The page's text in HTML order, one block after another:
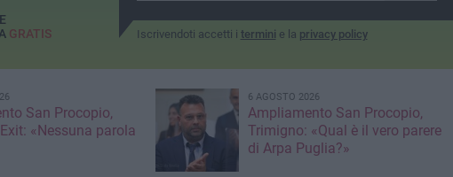
Iscrivendoti accetti i termini e la privacy policy
GRATIS
San Procopio,
«Nessuna parola
6 AGOSTO 2026
Ampliamento San Procopio,
Trimigno: «Qual è il vero parere
di Arpa Puglia?»